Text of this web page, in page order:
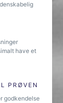
have et
PRØVEN
godkendelse